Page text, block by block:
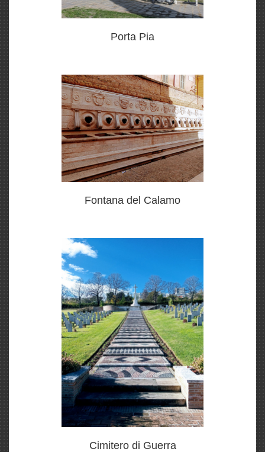
Porta Pia
Fontana del Calamo
Cimitero di Guerra